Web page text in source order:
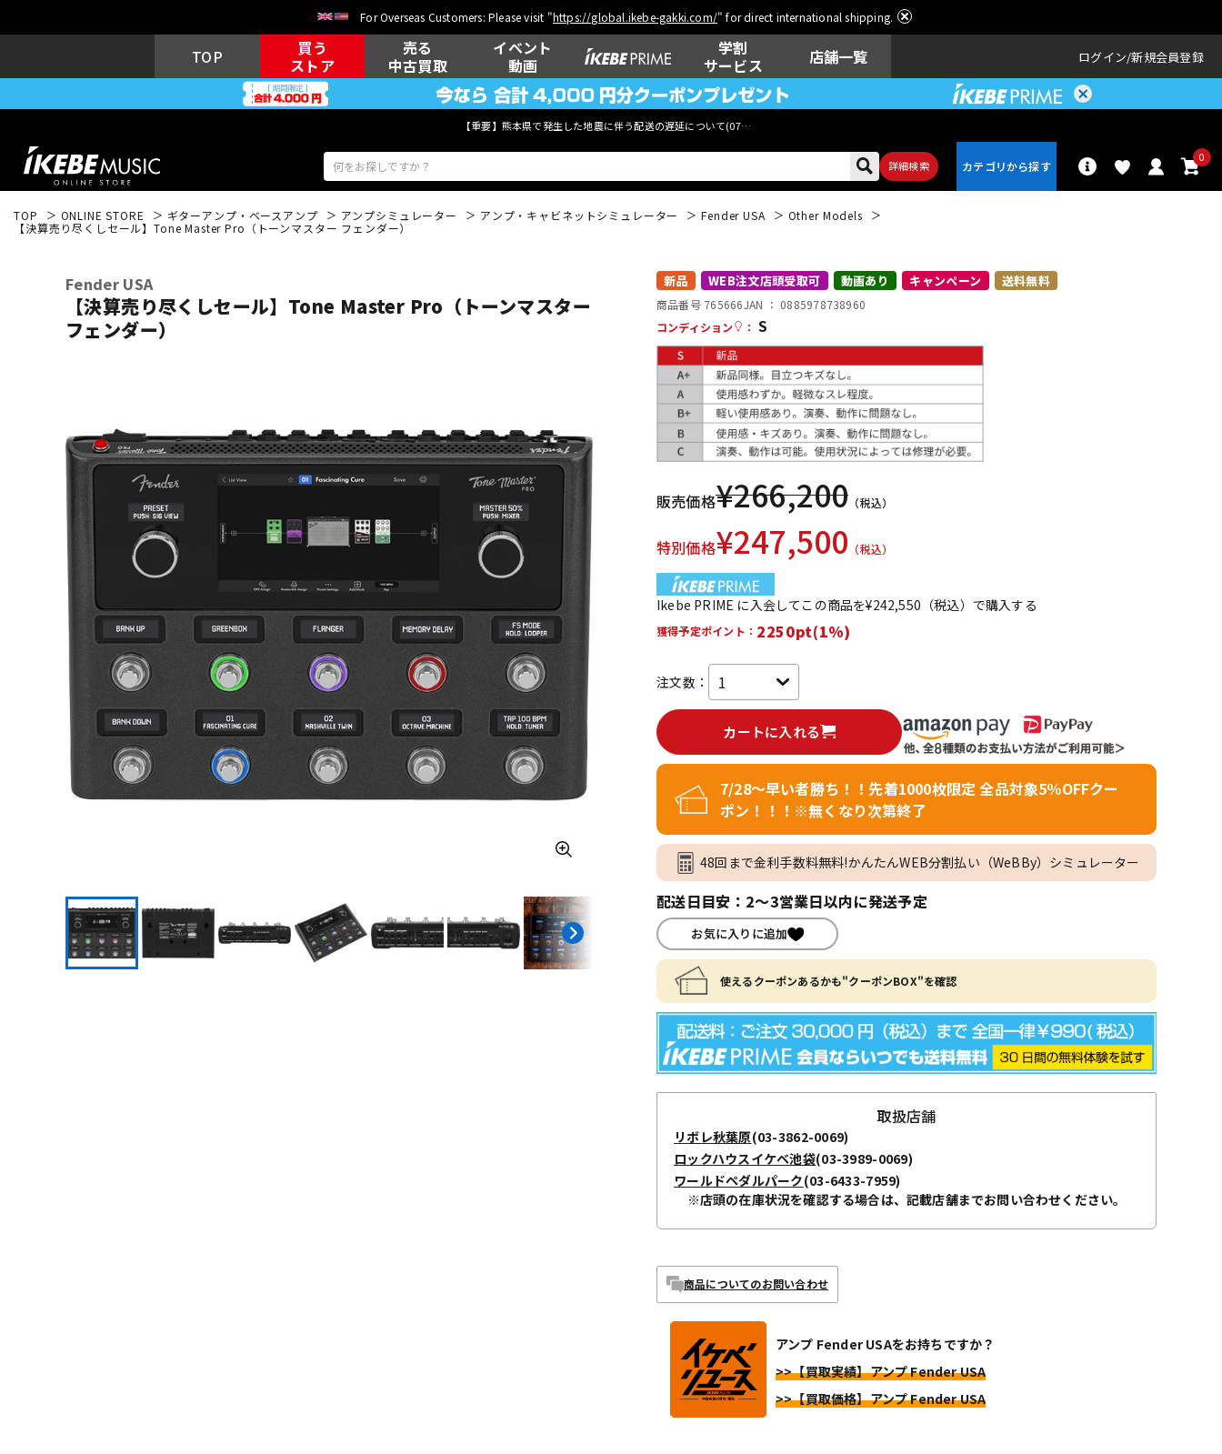
For Overseas Customers: Please visit "https://global.ikebe-gakki.com/" for direct international shipping.
TOP
買う
ストア
売る
中古買取
イベント
動画
学割
サービス
店舗一覧 ログイン 新規会員登録
【重要】熊本県で発生した地震に伴う配送の遅延について(07月29日
詳細検索
0
ン
キーボード その他楽器 アンプ
DJ機器 DTM イン納品
レコーディン
グ機器
配信/ライブ
機器
中古 ヴィンテージ
TOP ONLINE STORE ギターアンプ・ベースアンプ アンプシミュレーター アンプ・キャビネットシミュレーター Fender USA
Other Models
【決算売り尽くしセール】Tone Master Pro（トーンマスター フェンダー）
Fender USA
【決算売り尽くしセール】Tone Master Pro（トーンマスター
フェンダー）
新品 WEB注文店頭受取可 動画あり キャンペーン 送料無料
商品番号 765666JAN ： 0885978738960
コンディション
： S
販売価格¥266,200 （税込）
特別価格¥247,500 （税込）
Ikebe PRIME に入会してこの商品を¥242,550（税込）で購入する
獲得予定ポイント： 2250pt(1%)
注文数：
カートに入れる
7/28～早い者勝ち！！先着1000枚限定 全品対象5％OFFクー
ポン！！！※無くなり次第終了
48回まで金利手数料無料!かんたんWEB分割払い（WeBBy）シミュレーター
配送日目安：2～3営業日以内に発送予定
お気に入りに追加
使えるクーポンあるかも"クーポンBOX"を確認
取扱店舗
リボレ秋葉原(03-3862-0069)
ロックハウスイケベ池袋(03-3989-0069)
ワールドペダルパーク(03-6433-7959)
※店頭の在庫状況を確認する場合は、記載店舗までお問い合わせください。
商品についてのお問い合わせ
アンプ Fender USAをお持ちですか？
>>【買取実績】アンプ Fender USA
>>【買取価格】アンプ Fender USA